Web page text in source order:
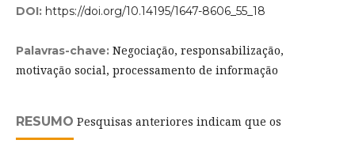
DOI: https://doi.org/10.14195/1647-8606_55_18
Palavras-chave: Negociação, responsabilização,
motivação social, processamento de informação
RESUMO Pesquisas anteriores indicam que os